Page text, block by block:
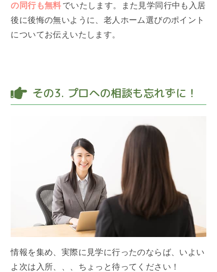
の同行も無料 でいたします。また見学同行中も入居
後に後悔の無いように、老人ホーム選びのポイント
についてお伝えいたします。
その3. プロへの相談も忘れずに！
情報を集め、実際に見学に行ったのならば、いよい
よ次は入所、、、ちょっと待ってください！